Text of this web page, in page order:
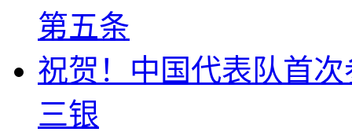
第五条
祝贺！中国代表队首
三银